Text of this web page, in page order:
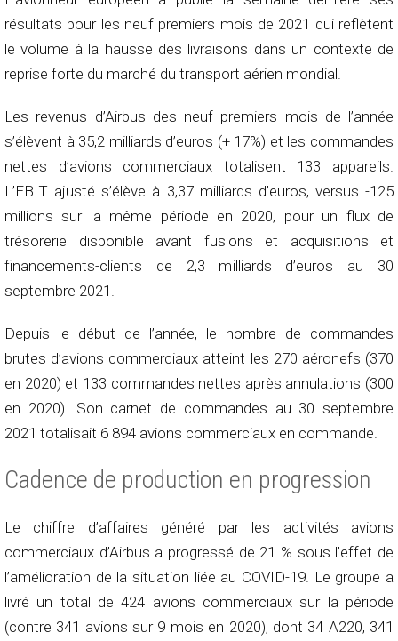
résultats pour les neuf premiers mois de 2021 qui reflètent
le volume à la hausse des livraisons dans un contexte de
reprise forte du marché du transport aérien mondial.
Les revenus d’Airbus des neuf premiers mois de l’année
s’élèvent à 35,2 milliards d’euros (+ 17%) et les commandes
nettes d’avions commerciaux totalisent 133 appareils.
L’EBIT ajusté s’élève à 3,37 milliards d’euros, versus -125
millions sur la même période en 2020, pour un flux de
trésorerie disponible avant fusions et acquisitions et
financements-clients de 2,3 milliards d’euros au 30
septembre 2021.
Depuis le début de l’année, le nombre de commandes
brutes d’avions commerciaux atteint les 270 aéronefs (370
en 2020) et 133 commandes nettes après annulations (300
en 2020). Son carnet de commandes au 30 septembre
2021 totalisait 6 894 avions commerciaux en commande.
Cadence de production en progression
Le chiffre d’affaires généré par les activités avions
commerciaux d’Airbus a progressé de 21 % sous l’effet de
l’amélioration de la situation liée au COVID-19. Le groupe a
livré un total de 424 avions commerciaux sur la période
(contre 341 avions sur 9 mois en 2020), dont 34 A220, 341